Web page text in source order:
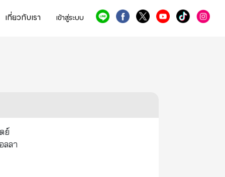
เกี่ยวกับเรา เข้าสู่ระบบ
ย์
ลลา